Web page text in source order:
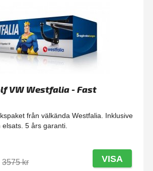
VW Westfalia - Fast
från välkända Westfalia. Inklusive
5 års garanti.
3575 kr VISA